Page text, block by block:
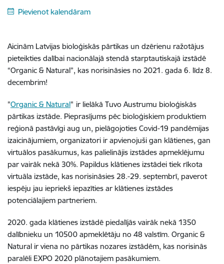
Pievienot kalendāram
Aicinām Latvijas bioloģiskās pārtikas un dzērienu ražotājus
pieteikties dalībai nacionālajā stendā starptautiskajā izstādē
“Organic & Natural”, kas norisināsies no 2021. gada 6. līdz 8.
decembrim!
"Organic & Natural" ir lielākā Tuvo Austrumu bioloģiskās
pārtikas izstāde. Pieprasījums pēc bioloģiskiem produktiem
reģionā pastāvīgi aug un, pielāgojoties Covid-19 pandēmijas
izaicinājumiem, organizatori ir apvienojuši gan klātienes, gan
virtuālos pasākumus, kas palielinājis izstādes apmeklējumu
par vairāk nekā 30%. Papildus klātienes izstādei tiek rīkota
virtuāla izstāde, kas norisināsies 28.-29. septembrī, paverot
iespēju jau iepriekš iepazīties ar klātienes izstādes
potenciālajiem partneriem.
2020. gada klātienes izstādē piedalījās vairāk nekā 1350
dalībnieku un 10500 apmeklētāju no 48 valstīm. Organic &
Natural ir viena no pārtikas nozares izstādēm, kas norisinās
paralēli EXPO 2020 plānotajiem pasākumiem.